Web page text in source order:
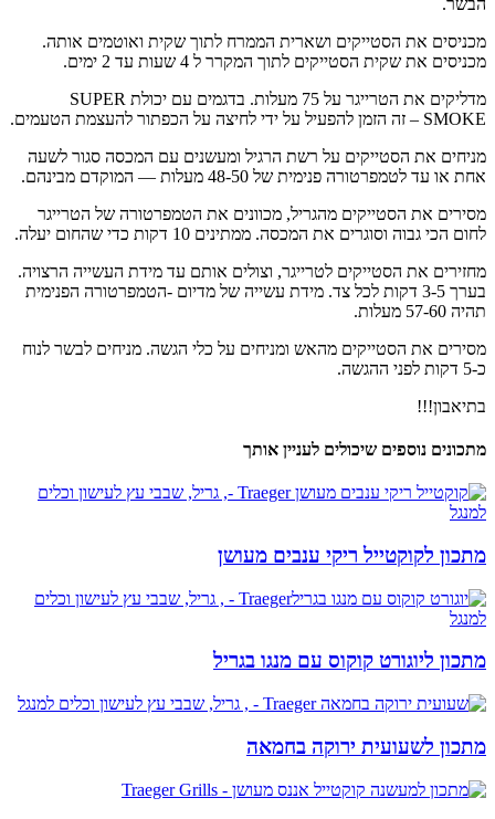
מכניסים את הסטייקים ושארית הממרח לתוך שקית ואוטמים אותה.
מכניסים את שקית הסטייקים לתוך המקרר ל 4 שעות עד 2 ימים.
​מדליקים את הטרייגר על 75 מעלות. בדגמים עם יכולת SUPER
SMOKE – זה הזמן להפעיל על ידי לחיצה על הכפתור להעצמת הטעמים.
​מניחים את הסטייקים על רשת הרגיל ומעשנים עם המכסה סגור לשעה
אחת או עד לטמפרטורה פנימית של 48-50 מעלות — המוקדם מבינהם. ​
​מסירים את הסטייקים מהגריל, מכוונים את הטמפרטורה של הטרייגר
לחום הכי גבוה וסוגרים את המכסה. ממתינים 10 דקות כדי שהחום יעלה.
​מחזירים את הסטייקים לטרייגר, וצולים אותם עד מידת העשייה הרצויה. ​
בערך 3-5 דקות לכל צד. מידת עשייה של מדיום -הטמפרטורה הפנימית
תהיה 57-60 מעלות.
מסירים את הסטייקים מהאש ומניחים על כלי הגשה. מניחים לבשר לנוח
כ-5 דקות לפני ההגשה.
​בתיאבון!!!
מתכונים נוספים שיכולים לעניין אותך
מתכון לקוקטייל ריקי ענבים מעושן
מתכון ליוגורט קוקוס עם מנגו בגריל
מתכון לשעועית ירוקה בחמאה